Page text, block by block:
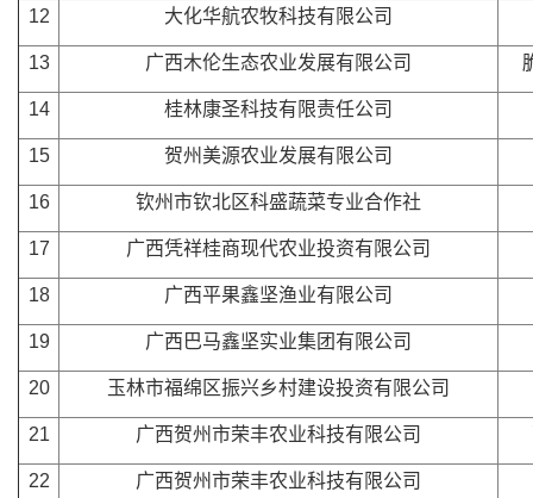
12 大化华航农牧科技有限公司
13 广西木伦生态农业发展有限公司
14 桂林康圣科技有限责任公司
15 贺州美源农业发展有限公司
16 钦州市钦北区科盛蔬菜专业合作社
17 广西凭祥桂商现代农业投资有限公司
18 广西平果鑫坚渔业有限公司
19 广西巴马鑫坚实业集团有限公司
20 玉林市福绵区振兴乡村建设投资有限公司
21 广西贺州市荣丰农业科技有限公司
22 广西贺州市荣丰农业科技有限公司